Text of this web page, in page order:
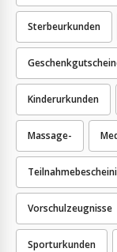
Sterbeurkunden
Kinderurkunden
Massage-
Vorschulzeugnisse
Sporturkunden